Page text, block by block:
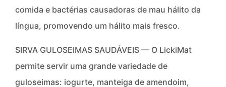
comida e bactérias causadoras de mau hálito da
língua, promovendo um hálito mais fresco.
SIRVA GULOSEIMAS SAUDÁVEIS — O LickiMat
permite servir uma grande variedade de
guloseimas: iogurte, manteiga de amendoim,